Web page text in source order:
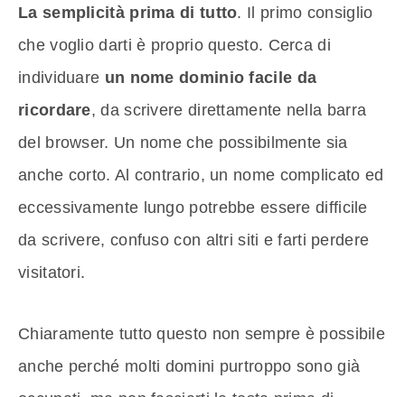
La semplicità prima di tutto. Il primo consiglio
che voglio darti è proprio questo. Cerca di
individuare un nome dominio facile da
ricordare, da scrivere direttamente nella barra
del browser. Un nome che possibilmente sia
anche corto. Al contrario, un nome complicato ed
eccessivamente lungo potrebbe essere difficile
da scrivere, confuso con altri siti e farti perdere
visitatori.
Chiaramente tutto questo non sempre è possibile
anche perché molti domini purtroppo sono già